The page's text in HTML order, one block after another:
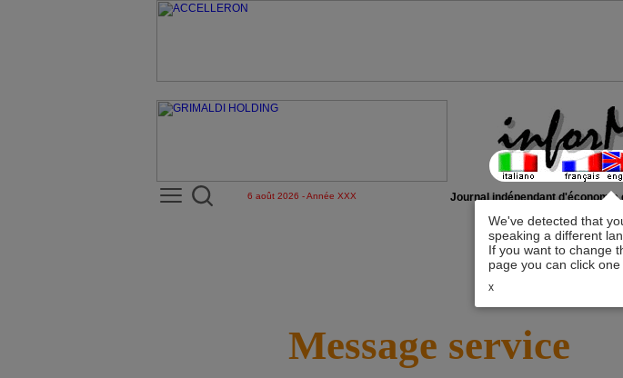
We've detected that
speaking a different
If you want to change
page you can click
x
6 août 2026 - Année XXX Journal indépendant
Message service